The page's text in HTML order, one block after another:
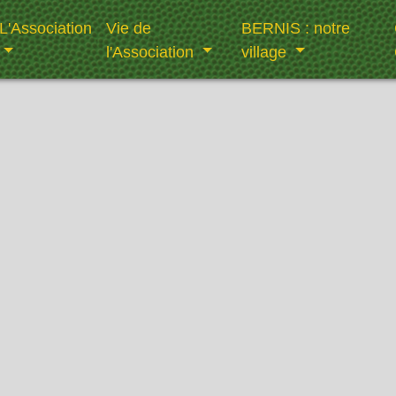
L'Association
Vie de
l'Association
BERNIS : notre
village